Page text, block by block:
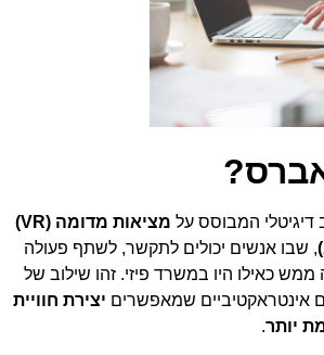
המבוסס על
מציאות מדומה (VR)
, שבו אנשים יכולים לתקשר, לשתף פעולה
כאילו היו במשרד פיזי. זהו שילוב של
אינטראקטיביים שמאפשרים יצירת חוויית
יותר.